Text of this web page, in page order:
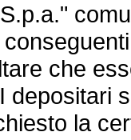
che
depositari
la